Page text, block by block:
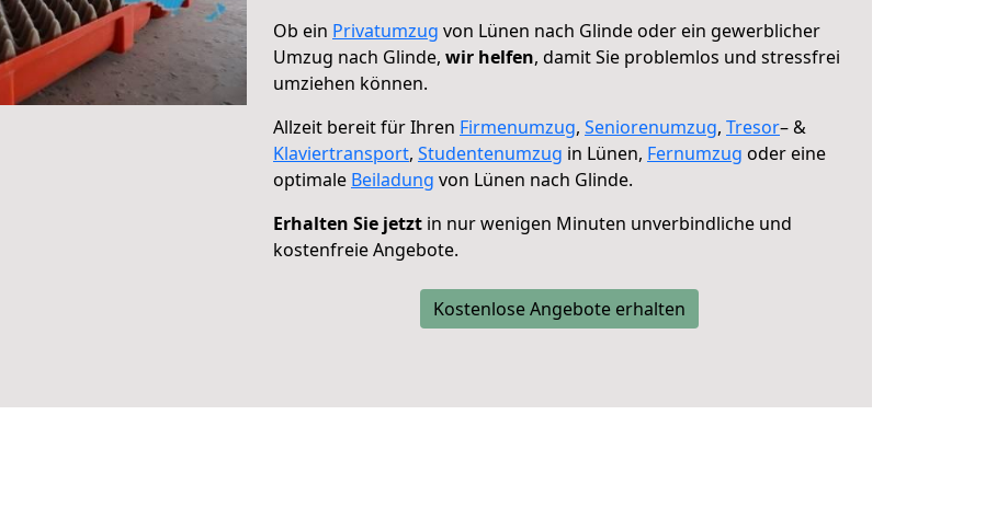
Ob ein Privatumzug von Lünen nach Glinde oder ein gewerblicher
Umzug nach Glinde, wir helfen, damit Sie problemlos und stressfrei
umziehen können.
Allzeit bereit für Ihren Firmenumzug, Seniorenumzug, Tresor– &
Klaviertransport, Studentenumzug in Lünen, Fernumzug oder eine
optimale Beiladung von Lünen nach Glinde.
Erhalten Sie jetzt in nur wenigen Minuten unverbindliche und
kostenfreie Angebote.
Kostenlose Angebote erhalten